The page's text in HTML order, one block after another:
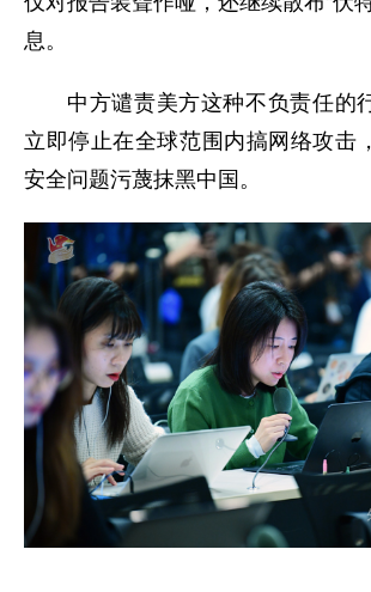
息。
中方谴责美方这种不负责任的
立即停止在全球范围内搞网络攻击
安全问题污蔑抹黑中国。